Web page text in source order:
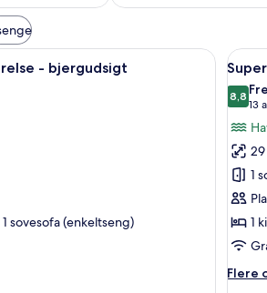
Et hotelværelse med seng, skrivebord, stol
- bjergudsigt
sovesofa (enkeltseng)
alle
af
-
12
8,88,813
(13
29
1
1
Flere
Flere